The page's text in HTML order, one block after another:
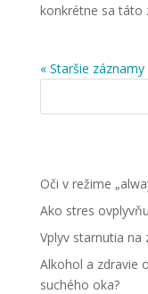
konkrétne sa táto
« Staršie záznamy
Oči v režime
Ako stres
Vplyv starnutia na
Alkohol a zdravie
suchého oka?